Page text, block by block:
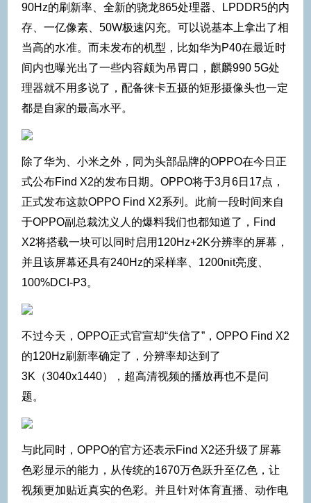
90Hz的刷新率、全新的骁龙865处理器、LPDDR5的内
存、一亿像素、50W极速闪充。可以说基本上拿出了相
当高的水准。而未发布的机型，比如华为P40在最近时
间内也曝光出了一些内容颇为吊胃口，麒麟990 5G处
理器就不用多说了，配备徕卡五摄的矩形摄像头也一定
都是自家的最高水平。
除了华为、小米之外，同为头部品牌的OPPO在今日正
式公布Find X2的发布日期。OPPO将于3月6日17点，
正式发布这款OPPO Find X2系列。此前一段时间来自
于OPPO副总裁沈义人的爆料我们也都知道了，Find
X2将搭载一块可以同时启用120Hz+2K分辨率的屏幕，
并且该屏幕还具有240Hz的采样率、1200nit亮度、
100%DCI-P3。
不过今天，OPPO正式官宣却“失信了”，OPPO Find X2
的120Hz刷新率确定了，分辨率却达到了
3K（3040x1440），超高清视频的播放再也不是问
题。
与此同时，OPPO的官方还表示Find X2还升级了屏幕
色彩显示的能力，从传统的1670万色跃升至亿色，让
视频更加贴近真实的色彩。并且针对体育直播、动作电